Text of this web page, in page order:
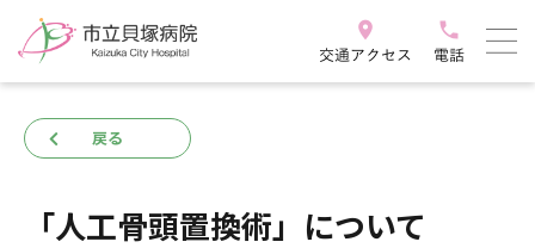
戻る
「人工骨頭置換術」について